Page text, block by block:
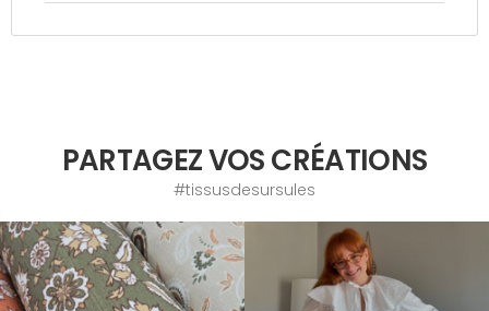
PARTAGEZ VOS CRÉATIONS
#tissusdesursules